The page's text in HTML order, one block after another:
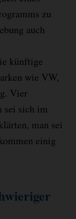
zu
auch
künftige
wie VW,
Vier
sei sich im
man sei
einig